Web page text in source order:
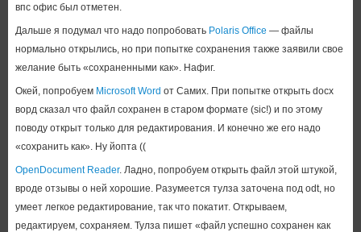
впс офис был отметен.
Дальше я подумал что надо попробовать Polaris Office — файлы
нормально открылись, но при попытке сохранения также заявили свое
желание быть «сохраненными как». Нафиг.
Окей, попробуем Microsoft Word от Самих. При попытке открыть docx
ворд сказал что файл сохранен в старом формате (sic!) и по этому
поводу открыт только для редактирования. И конечно же его надо
«сохранить как». Ну йопта ((
OpenDocument Reader. Ладно, попробуем открыть файл этой штукой,
вроде отзывы о ней хорошие. Разумеется тулза заточена под odt, но
умеет легкое редактирование, так что покатит. Открываем,
редактируем, сохраняем. Тулза пишет «файл успешно сохранен как